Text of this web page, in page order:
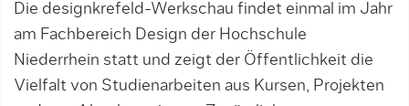
Die designkrefeld-Werkschau findet einmal im Jahr
am Fachbereich Design der Hochschule
Niederrhein statt und zeigt der Öffentlichkeit die
Vielfalt von Studienarbeiten aus Kursen, Projekten